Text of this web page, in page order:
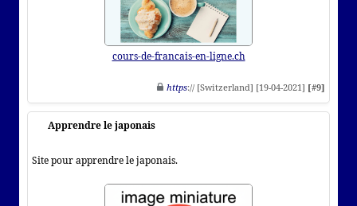
cours-de-francais-en-ligne.ch
https:// [Switzerland] [19-04-2021] [#9]
Apprendre le japonais
Site pour apprendre le japonais.